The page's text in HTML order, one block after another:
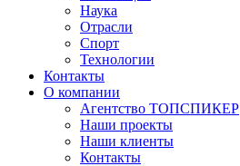
Наука
Отрасли
Спорт
Технологии
Контакты
О компании
Агентство ТОПСПИКЕР
Наши проекты
Наши клиенты
Контакты